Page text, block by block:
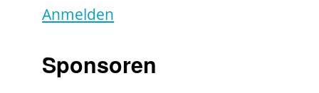
Anmelden
Sponsoren